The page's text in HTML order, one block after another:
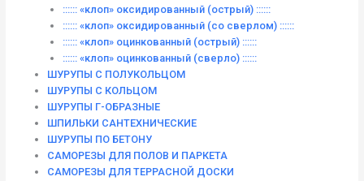
:::::: «клоп» оксидированный (острый) ::::::
:::::: «клоп» оксидированный (со сверлом) ::::::
:::::: «клоп» оцинкованный (острый) ::::::
:::::: «клоп» оцинкованный (сверло) ::::::
ШУРУПЫ С ПОЛУКОЛЬЦОМ
ШУРУПЫ С КОЛЬЦОМ
ШУРУПЫ Г-ОБРАЗНЫЕ
ШПИЛЬКИ САНТЕХНИЧЕСКИЕ
ШУРУПЫ ПО БЕТОНУ
САМОРЕЗЫ ДЛЯ ПОЛОВ И ПАРКЕТА
САМОРЕЗЫ ДЛЯ ТЕРРАСНОЙ ДОСКИ